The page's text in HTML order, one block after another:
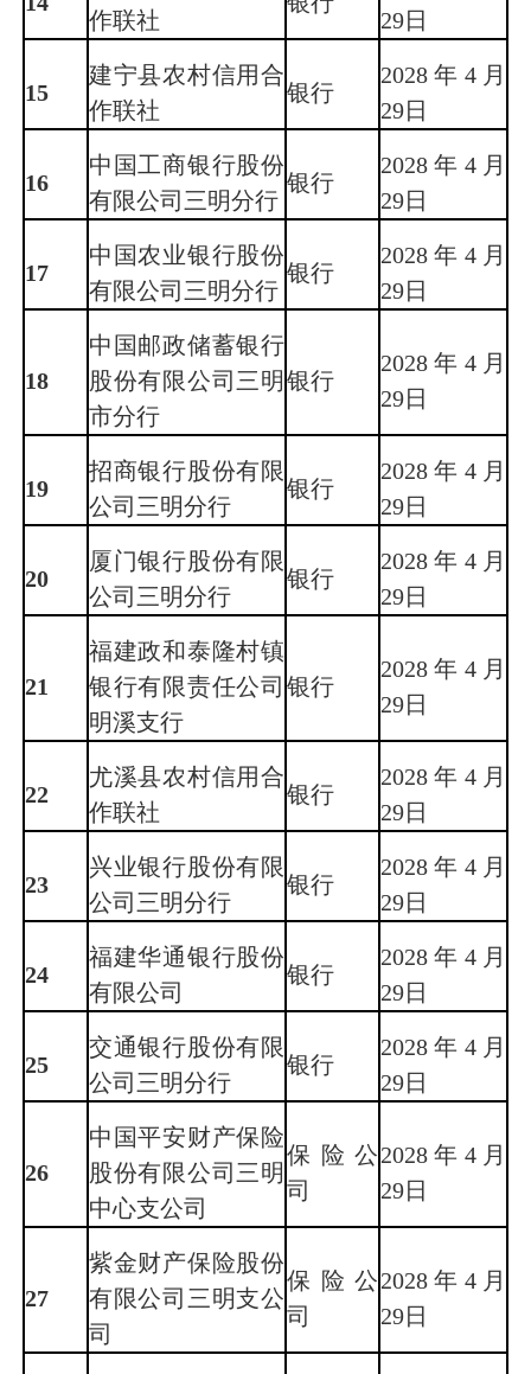
作联社 29日
15
建宁县农村信用合
作联社
银行
2028年4月
29日
16
中国工商银行股份
有限公司三明分行
银行
2028年4月
29日
17
中国农业银行股份
有限公司三明分行
银行
2028年4月
29日
18
中国邮政储蓄银行
股份有限公司三明
市分行
银行
2028年4月
29日
19
招商银行股份有限
公司三明分行
银行
2028年4月
29日
20
厦门银行股份有限
公司三明分行
银行
2028年4月
29日
21
福建政和泰隆村镇
银行有限责任公司
明溪支行
银行
2028年4月
29日
22
尤溪县农村信用合
作联社
银行
2028年4月
29日
23
兴业银行股份有限
公司三明分行
银行
2028年4月
29日
24
福建华通银行股份
有限公司
银行
2028年4月
29日
25
交通银行股份有限
公司三明分行
银行
2028年4月
29日
26
中国平安财产保险
股份有限公司三明
中心支公司
保险公
司
2028年4月
29日
27
紫金财产保险股份
有限公司三明支公
司
保险公
司
2028年4月
29日